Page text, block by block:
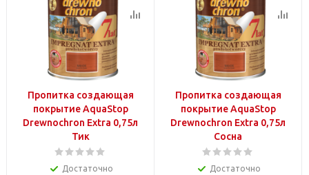
Пропитка создающая
покрытие AquaStop
Drewnochron Extra 0,75л
Тик
Достаточно
Пропитка создающая
покрытие AquaStop
Drewnochron Extra 0,75л
Сосна
Достаточно